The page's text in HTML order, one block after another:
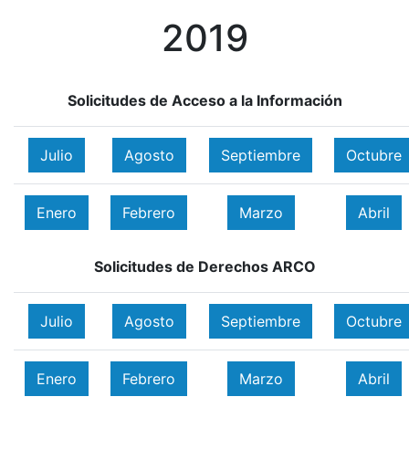
2019
Solicitudes de Acceso a la Información
Julio Agosto Septiembre Octubre
Enero Febrero Marzo Abril
Solicitudes de Derechos ARCO
Julio Agosto Septiembre Octubre
Enero Febrero Marzo Abril